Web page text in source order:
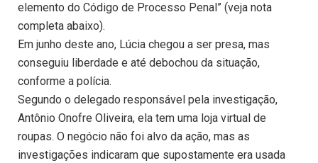
elemento do Código de Processo Penal” (veja nota
completa abaixo).
Em junho deste ano, Lúcia chegou a ser presa, mas
conseguiu liberdade e até debochou da situação,
conforme a polícia.
Segundo o delegado responsável pela investigação,
Antônio Onofre Oliveira, ela tem uma loja virtual de
roupas. O negócio não foi alvo da ação, mas as
investigações indicaram que supostamente era usada